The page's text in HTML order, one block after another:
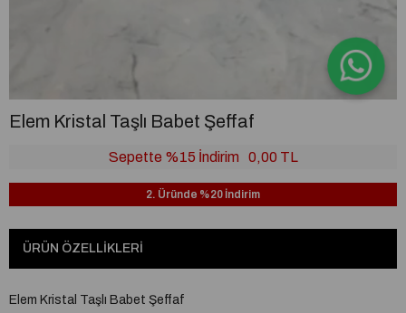
Elem Kristal Taşlı Babet Şeffaf
Sepette %15 İndirim 0,00 TL
2. Üründe %20 İndirim
ÜRÜN ÖZELLIKLERI
Elem Kristal Taşlı Babet Şeffaf